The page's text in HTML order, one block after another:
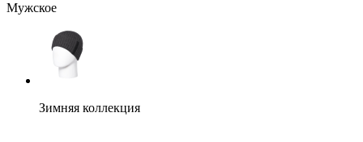
Мужское
Зимняя коллекция